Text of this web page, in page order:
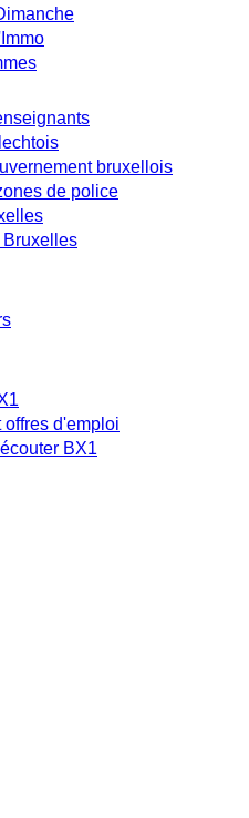
bruxellois
de police
d'emploi
BX1